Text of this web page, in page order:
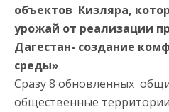
объектов Кизляра,
урожай от реализации
Дагестан- создание
среды».
Сразу 8 обновленных
общественные